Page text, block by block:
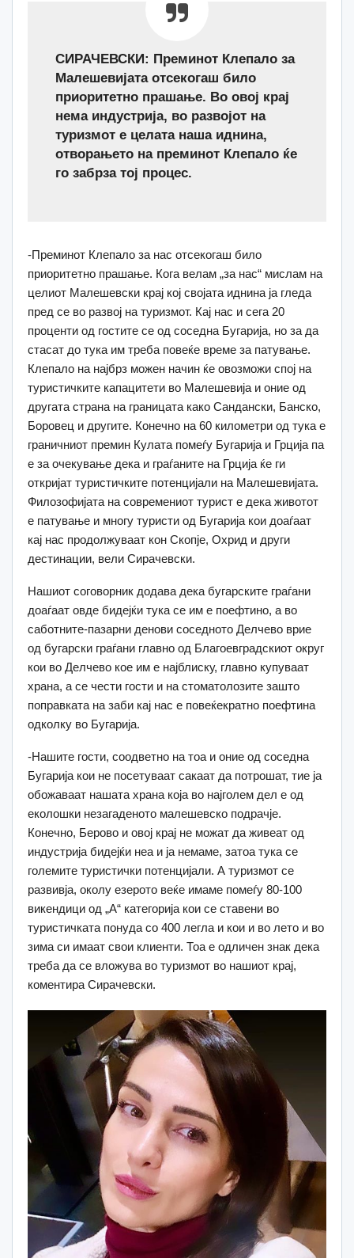
СИРАЧЕВСКИ: Преминот Клепало за
Малешевијата отсекогаш било
приоритетно прашање. Во овој крај
нема индустрија, во развојот на
туризмот е целата наша иднина,
отворањето на преминот Клепало ќе
го забрза тој процес.
-Преминот Клепало за нас отсекогаш било
приоритетно прашање. Кога велам „за нас“ мислам на
целиот Малешевски крај кој својата иднина ја гледа
пред се во развој на туризмот. Кај нас и сега 20
проценти од гостите се од соседна Бугарија, но за да
стасат до тука им треба повеќе време за патување.
Клепало на најбрз можен начин ќе овозможи спој на
туристичките капацитети во Малешевија и оние од
другата страна на границата како Сандански, Банско,
Боровец и другите. Конечно на 60 километри од тука е
граничниот премин Кулата помеѓу Бугарија и Грција па
е за очекување дека и граѓаните на Грција ќе ги
откријат туристичките потенцијали на Малешевијата.
Филозофијата на современиот турист е дека животот
е патување и многу туристи од Бугарија кои доаѓаат
кај нас продолжуваат кон Скопје, Охрид и други
дестинации, вели Сирачевски.
Нашиот соговорник додава дека бугарските граѓани
доаѓаат овде бидејќи тука се им е поефтино, а во
саботните-пазарни денови соседното Делчево врие
од бугарски граѓани главно од Благоевградскиот округ
кои во Делчево кое им е најблиску, главно купуваат
храна, а се чести гости и на стоматолозите зашто
поправката на заби кај нас е повеќекратно поефтина
одколку во Бугарија.
-Нашите гости, соодветно на тоа и оние од соседна
Бугарија кои не посетуваат сакаат да потрошат, тие ја
обожаваат нашата храна која во најголем дел е од
еколошки незагаденото малешевско подрачје.
Конечно, Берово и овој крај не можат да живеат од
индустрија бидејќи неа и ја немаме, затоа тука се
големите туристички потенцијали. А туризмот се
развивја, околу езерото веќе имаме помеѓу 80-100
викендици од „А“ категорија кои се ставени во
туристичката понуда со 400 легла и кои и во лето и во
зима си имаат свои клиенти. Тоа е одличен знак дека
треба да се вложува во туризмот во нашиот крај,
коментира Сирачевски.